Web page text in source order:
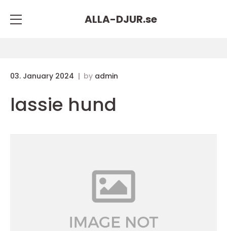
ALLA-DJUR.se
03. January 2024 by admin
lassie hund